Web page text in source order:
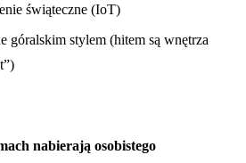
świąteczne (IoT)
góralskim stylem (hitem są wnętrza
nabierają osobistego